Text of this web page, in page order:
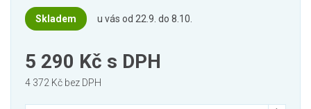
Skladem u vás od 22.9. do 8.10.
5 290 Kč s DPH
4 372 Kč bez DPH